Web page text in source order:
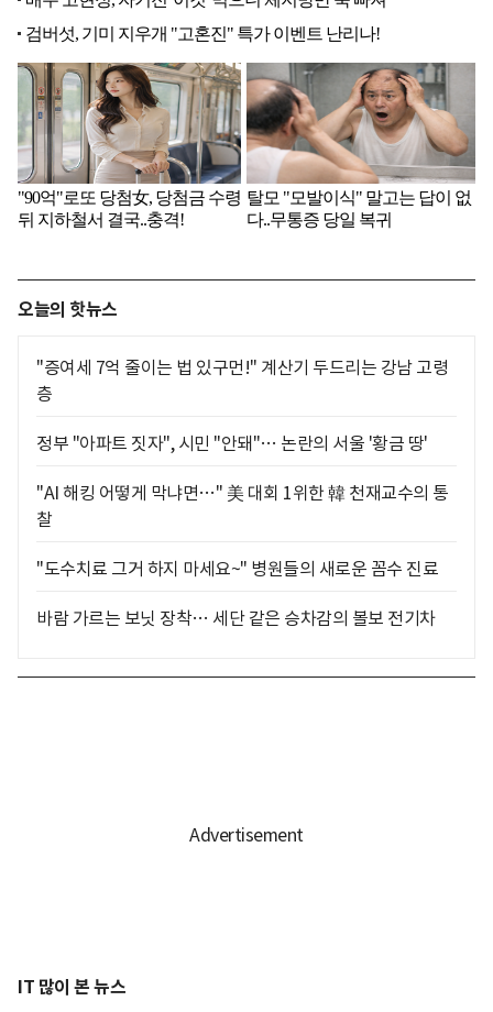
오늘의 핫뉴스
"증여세 7억 줄이는 법 있구먼!" 계산기 두드리는 강남 고령
층
정부 "아파트 짓자", 시민 "안돼"… 논란의 서울 '황금 땅'
"AI 해킹 어떻게 막냐면…" 美 대회 1위한 韓 천재교수의 통
찰
"도수치료 그거 하지 마세요~" 병원들의 새로운 꼼수 진료
바람 가르는 보닛 장착… 세단 같은 승차감의 볼보 전기차
IT 많이 본 뉴스